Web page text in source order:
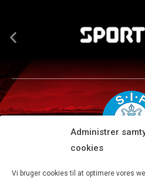
Administrer
cookies
Vi bruger cookies til at optimere vores
Tlf 8680 4477 · Fax 8680 4647 ·